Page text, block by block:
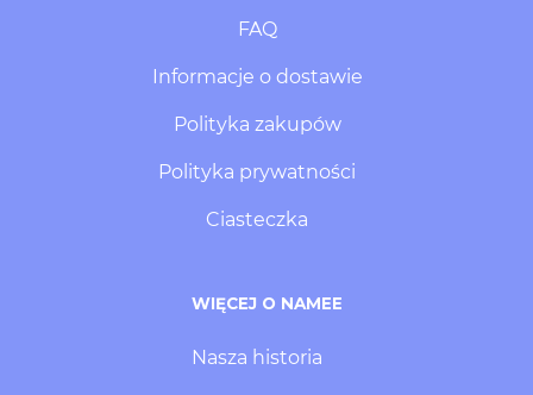
FAQ
Informacje o dostawie
Polityka zakupów
Polityka prywatności
Ciasteczka
WIĘCEJ O NAMEE
Nasza historia